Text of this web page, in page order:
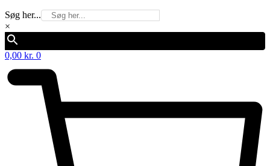
Søg her...
×
0,00 kr. 0